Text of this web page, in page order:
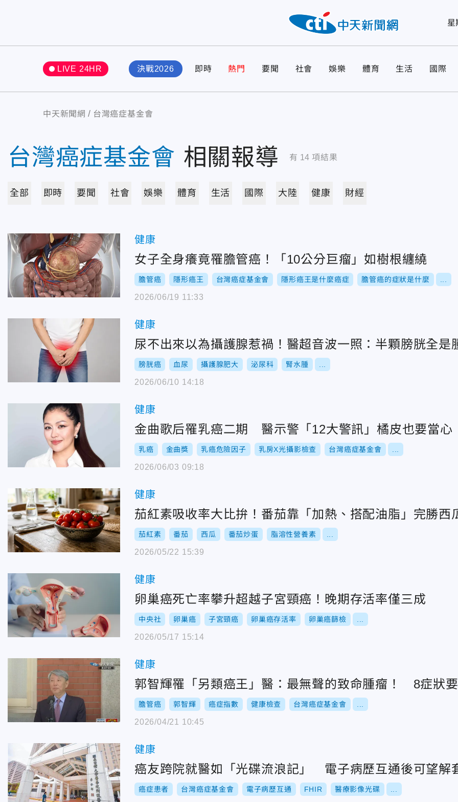
星
LIVE 24HR 決戰2026 即時 熱門 要聞 社會 娛樂 體育 生活 國際
中天新聞網 台灣癌症基金會
台灣癌症基金會 相關報導 有 14 項結果
全部 即時 要聞 社會 娛樂 體育 生活 國際 大陸 健康 財經
健康
女子全身癢竟罹膽管癌！「10公分巨瘤」如樹根纏繞
膽管癌 隱形癌王 台灣癌症基金會 隱形癌王是什麼癌症 膽管癌的症狀是什麼
2026/06/19 11:33
健康
尿不出來以為攝護腺惹禍！醫超音波一照：半顆膀胱全是
膀胱癌 血尿 攝護腺肥大 泌尿科 腎水腫
2026/06/10 14:18
健康
金曲歌后罹乳癌二期 醫示警「12大警訊」橘皮也要當心
乳癌 金曲獎 乳癌危險因子 乳房X光攝影檢查 台灣癌症基金會
2026/06/03 09:18
健康
茄紅素吸收率大比拚！番茄靠「加熱、搭配油脂」完勝西
茄紅素 番茄 西瓜 番茄炒蛋 脂溶性營養素
2026/05/22 15:39
健康
卵巢癌死亡率攀升超越子宮頸癌！晚期存活率僅三成
中央社 卵巢癌 子宮頸癌 卵巢癌存活率 卵巢癌篩檢
2026/05/17 15:14
健康
郭智輝罹「另類癌王」醫：最無聲的致命腫瘤！ 8症狀
膽管癌 郭智輝 癌症指數 健康檢查 台灣癌症基金會
2026/04/21 10:45
健康
癌友跨院就醫如「光碟流浪記」 電子病歷互通後可望解
癌症患者 台灣癌症基金會 電子病歷互通 FHIR 醫療影像光碟